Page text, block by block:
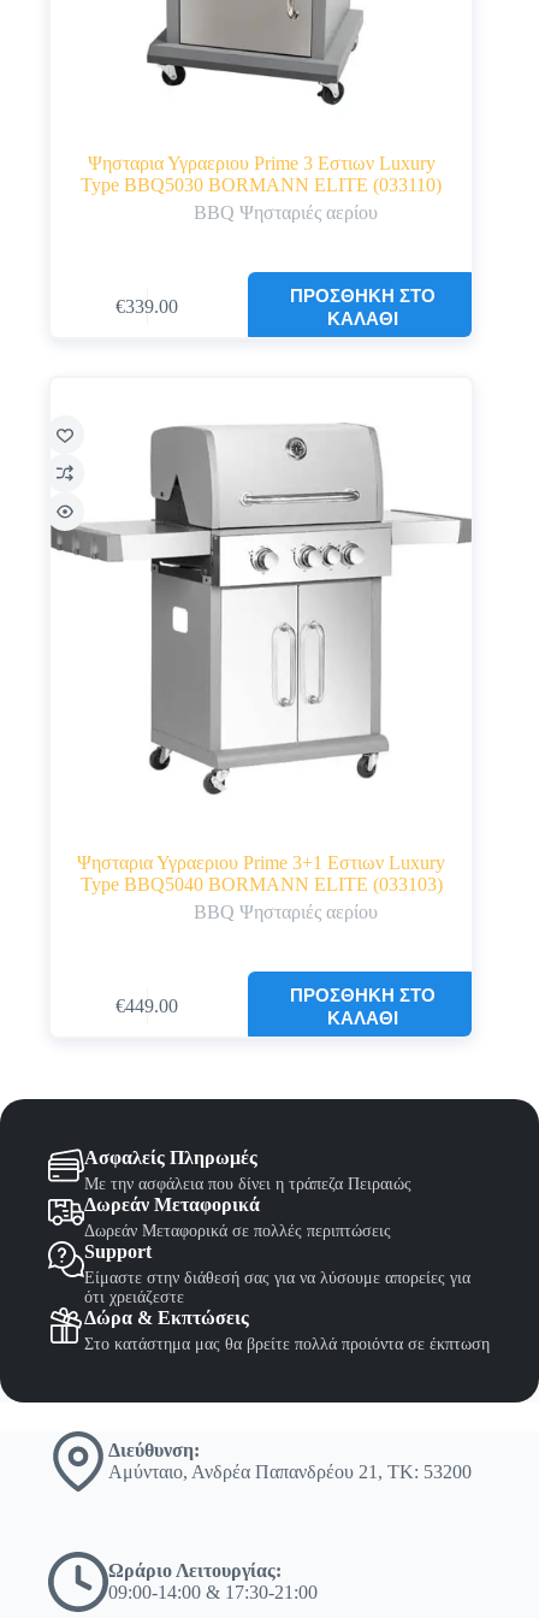
Ψησταρια Υγραεριου Prime 3 Εστιων Luxury
Type BBQ5030 BORMANN ELITE (033110)
BBQ Ψησταριές αερίου
€339.00
ΠΡΟΣΘΉΚΗ ΣΤΟ
ΚΑΛΆΘΙ
Ψησταρια Υγραεριου Prime 3+1 Εστιων Luxury
Type BBQ5040 BORMANN ELITE (033103)
BBQ Ψησταριές αερίου
€449.00
ΠΡΟΣΘΉΚΗ ΣΤΟ
ΚΑΛΆΘΙ
Ασφαλείς Πληρωμές
Με την ασφάλεια που δίνει η τράπεζα Πειραιώς
Δωρεάν Μεταφορικά
Δωρεάν Μεταφορικά σε πολλές περιπτώσεις
Support
Είμαστε στην διάθεσή σας για να λύσουμε απορείες για
ότι χρειάζεστε
Δώρα & Εκπτώσεις
Στο κατάστημα μας θα βρείτε πολλά προιόντα σε έκπτωση
Διεύθυνση:
Αμύνταιο, Ανδρέα Παπανδρέου 21, ΤΚ: 53200
Ωράριο Λειτουργίας:
09:00-14:00 & 17:30-21:00